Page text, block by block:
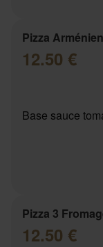
Pizza
12.50 €
Base sauce
Pizza 3
12.50 €